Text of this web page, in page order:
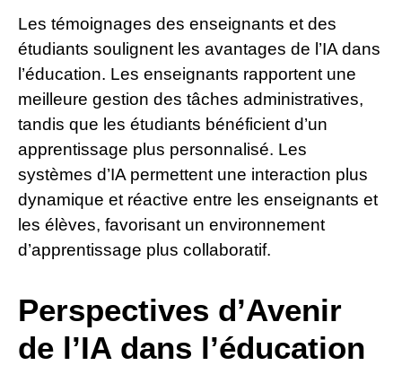
Les témoignages des enseignants et des
étudiants soulignent les avantages de l’IA dans
l’éducation. Les enseignants rapportent une
meilleure gestion des tâches administratives,
tandis que les étudiants bénéficient d’un
apprentissage plus personnalisé. Les
systèmes d’IA permettent une interaction plus
dynamique et réactive entre les enseignants et
les élèves, favorisant un environnement
d’apprentissage plus collaboratif.
Perspectives d’Avenir
de l’IA dans l’éducation